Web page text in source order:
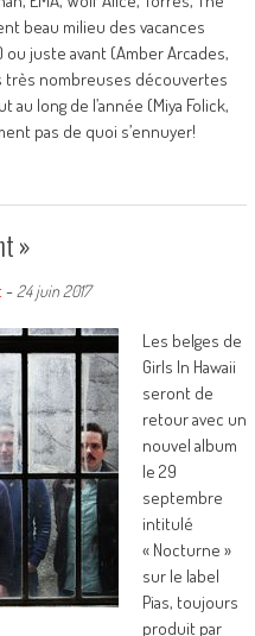
beau milieu des vacances
ou juste avant (Amber Arcades,
très nombreuses découvertes
long de l’année (Miya Folick,
pas de quoi s’ennuyer!
»
- 24 juin 2017
Les belges de
Girls In Hawaii
seront de
retour avec un
nouvel album
le 29
septembre
intitulé
« Nocturne »
sur le label
Pias, toujours
produit par